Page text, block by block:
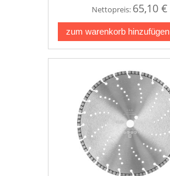
Nettopreis: 65,10 €
zum warenkorb hinzufügen